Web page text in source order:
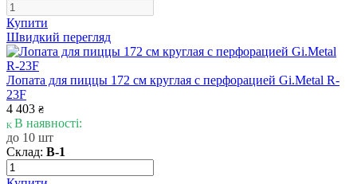
Купити
Швидкий перегляд
Лопата для пиццы 172 см круглая с перфорацией Gi.Metal R-
23F
4 403 ₴
В наявності:
до 10 шт
Склад: В-1